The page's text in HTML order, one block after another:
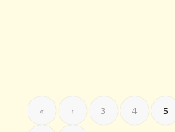
« ‹ 3 4 5